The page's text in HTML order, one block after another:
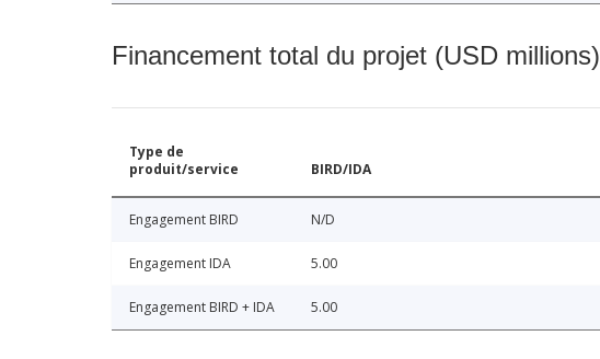
Financement total du projet (USD millions)
Type de
produit/service
BIRD/IDA
Engagement BIRD N/D
Engagement IDA 5.00
Engagement BIRD + IDA 5.00